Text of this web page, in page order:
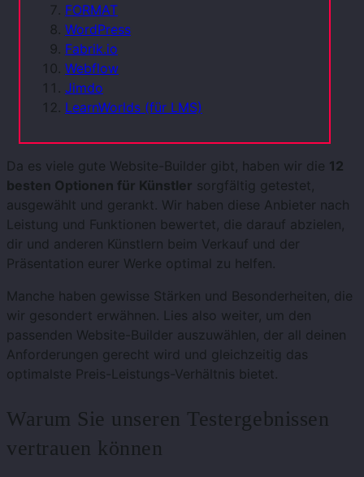
FORMAT
WordPress
Fabrik.io
Webflow
Jimdo
LearnWorlds (für LMS)
Da es viele gute Website-Builder gibt, haben wir die 12
besten Optionen für Künstler sorgfältig getestet,
ausgewählt und gerankt. Wir haben diese Anbieter nach
Leistung und Funktionen bewertet, die darauf abzielen,
dir und anderen Künstlern beim Verkauf und der
Präsentation eurer Werke optimal zu helfen.
Manche haben gewisse Stärken und Besonderheiten, die
wir gesondert erwähnen. Lies also weiter, um den
passenden Website-Builder auszuwählen, der all deinen
Anforderungen gerecht wird und gleichzeitig das
optimalste Preis-Leistungs-Verhältnis bietet.
Warum Sie unseren Testergebnissen
vertrauen können